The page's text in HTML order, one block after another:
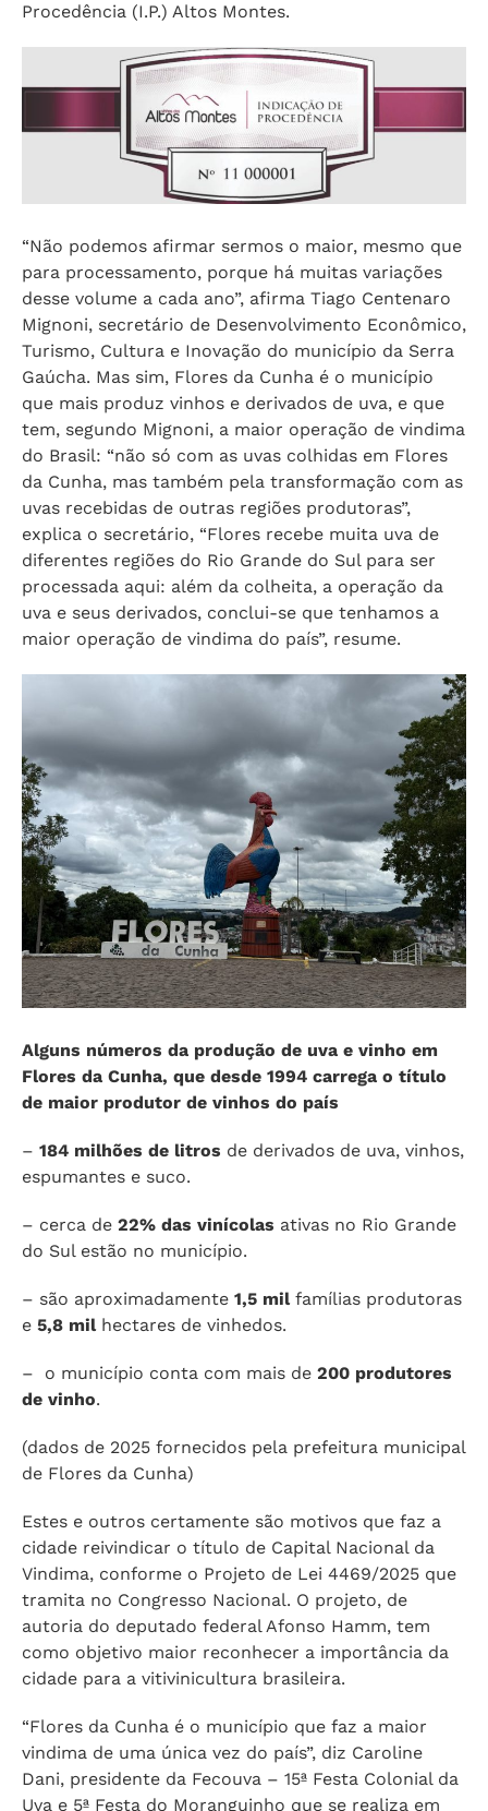
Procedência (I.P.) Altos Montes.
“Não podemos afirmar sermos o maior, mesmo que
para processamento, porque há muitas variações
desse volume a cada ano”, afirma Tiago Centenaro
Mignoni, secretário de Desenvolvimento Econômico,
Turismo, Cultura e Inovação do município da Serra
Gaúcha. Mas sim, Flores da Cunha é o município
que mais produz vinhos e derivados de uva, e que
tem, segundo Mignoni, a maior operação de vindima
do Brasil: “não só com as uvas colhidas em Flores
da Cunha, mas também pela transformação com as
uvas recebidas de outras regiões produtoras”,
explica o secretário, “Flores recebe muita uva de
diferentes regiões do Rio Grande do Sul para ser
processada aqui: além da colheita, a operação da
uva e seus derivados, conclui-se que tenhamos a
maior operação de vindima do país”, resume.
Alguns números da produção de uva e vinho em
Flores da Cunha, que desde 1994 carrega o título
de maior produtor de vinhos do país
– 184 milhões de litros de derivados de uva, vinhos,
espumantes e suco.
– cerca de 22% das vinícolas ativas no Rio Grande
do Sul estão no município.
– são aproximadamente 1,5 milfamílias produtoras
e 5,8 milhectares de vinhedos.
– o município conta com mais de 200 produtores
de vinho.
(dados de 2025 fornecidos pela prefeitura municipal
de Flores da Cunha)
Estes e outros certamente são motivos que faz a
cidade reivindicar o título de Capital Nacional da
Vindima, conforme o Projeto de Lei 4469/2025 que
tramita no Congresso Nacional. O projeto, de
autoria do deputado federal Afonso Hamm, tem
como objetivo maior reconhecer a importância da
cidade para a vitivinicultura brasileira.
“Flores da Cunha é o município que faz a maior
vindima de uma única vez do país”, diz Caroline
Dani, presidente da Fecouva – 15ª Festa Colonial da
Uva e 5ª Festa do Moranguinho que se realiza em